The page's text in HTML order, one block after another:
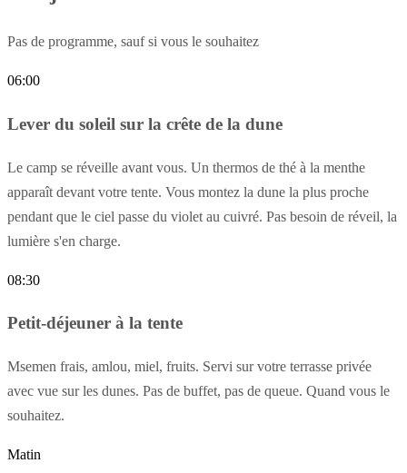
Pas de programme, sauf si vous le souhaitez
06:00
Lever du soleil sur la crête de la dune
Le camp se réveille avant vous. Un thermos de thé à la menthe
apparaît devant votre tente. Vous montez la dune la plus proche
pendant que le ciel passe du violet au cuivré. Pas besoin de réveil, la
lumière s'en charge.
08:30
Petit-déjeuner à la tente
Msemen frais, amlou, miel, fruits. Servi sur votre terrasse privée
avec vue sur les dunes. Pas de buffet, pas de queue. Quand vous le
souhaitez.
Matin